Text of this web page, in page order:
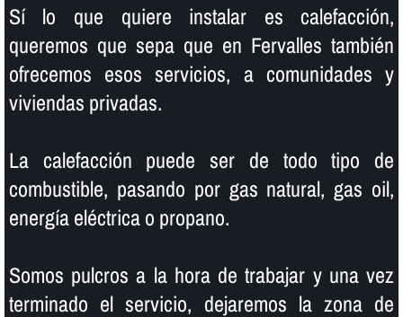
Sí­ lo que quiere instalar es calefacción,
queremos que sepa que en Fervalles también
ofrecemos esos servicios, a comunidades y
viviendas privadas.
La calefacción puede ser de todo tipo de
combustible, pasando por gas natural, gas oil,
energí­a eléctrica o propano.
Somos pulcros a la hora de trabajar y una vez
terminado el servicio, dejaremos la zona de